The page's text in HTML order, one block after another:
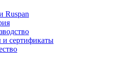
Ruspan
сертификаты